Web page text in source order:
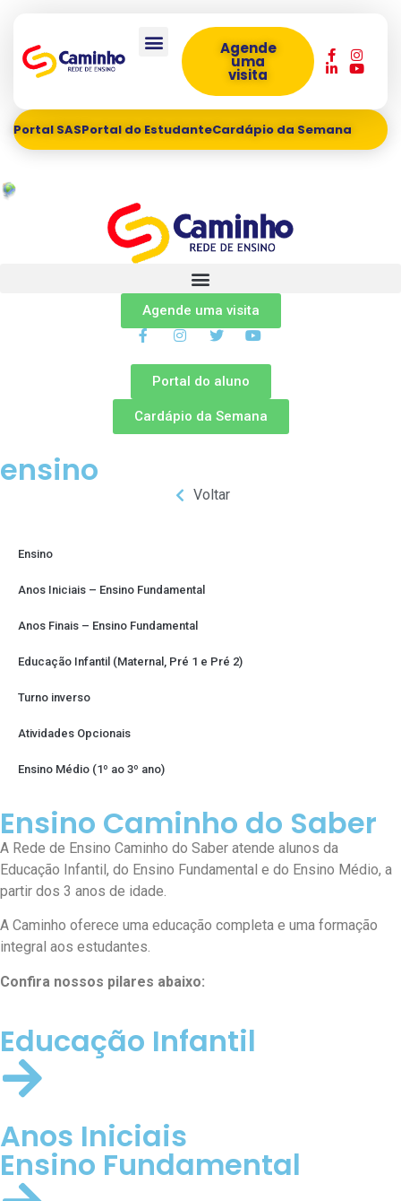
Agende
uma
visita
Portal SASPortal do EstudanteCardápio da Semana
Agende uma visita
Portal do aluno
Cardápio da Semana
ensino
Voltar
Ensino
Anos Iniciais – Ensino Fundamental
Anos Finais – Ensino Fundamental
Educação Infantil (Maternal, Pré 1 e Pré 2)
Turno inverso
Atividades Opcionais
Ensino Médio (1º ao 3º ano)
Ensino Caminho do Saber
A Rede de Ensino Caminho do Saber atende alunos da
Educação Infantil, do Ensino Fundamental e do Ensino Médio, a
partir dos 3 anos de idade.
A Caminho oferece uma educação completa e uma formação
integral aos estudantes.
Confira nossos pilares abaixo:
Educação Infantil
Anos Iniciais
Ensino Fundamental